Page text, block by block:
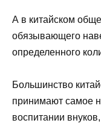
А в китайском
обязывающего
определенного
Большинство
принимают самое
воспитании